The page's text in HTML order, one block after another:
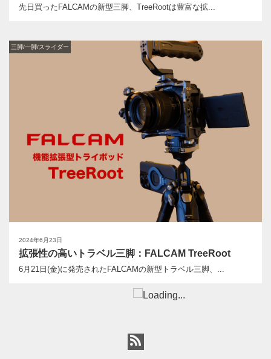
先日買ったFALCAMの新型三脚、TreeRootは豊富な拡...
2024年6月23日
三脚/一脚/スライダー
拡張性の高いトラベル三脚：FALCAM TreeRoot
6月21日(金)に発売されたFALCAMの新型トラベル三脚、...